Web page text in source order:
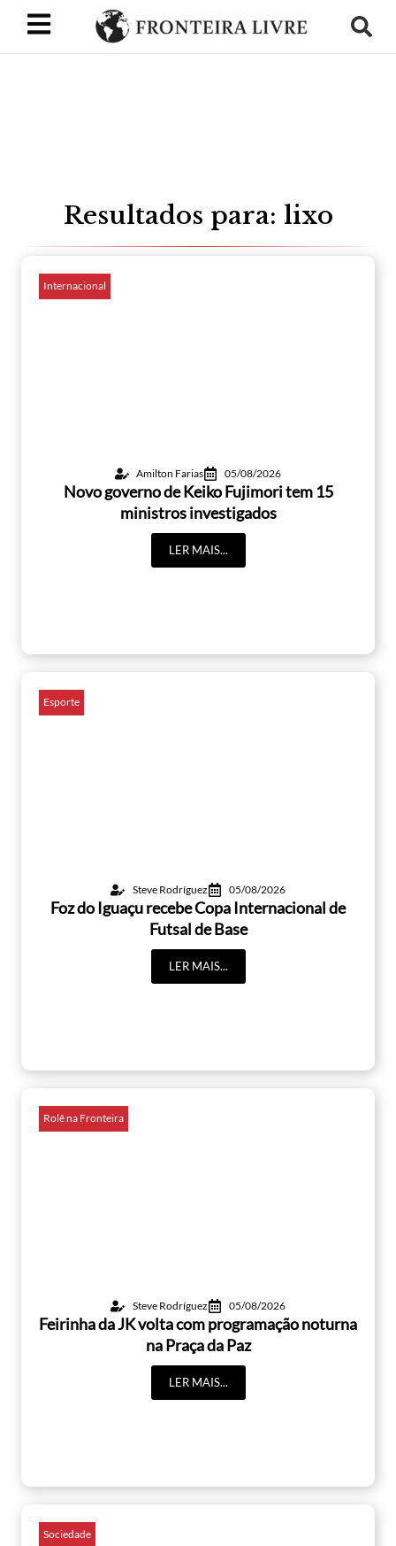
Resultados para: lixo
Internacional
Amilton Farias 05/08/2026
Novo governo de Keiko Fujimori tem 15
ministros investigados
LER MAIS...
Esporte
Steve Rodríguez 05/08/2026
Foz do Iguaçu recebe Copa Internacional de
Futsal de Base
LER MAIS...
Rolê na Fronteira
Steve Rodríguez 05/08/2026
Feirinha da JK volta com programação noturna
na Praça da Paz
LER MAIS...
Sociedade